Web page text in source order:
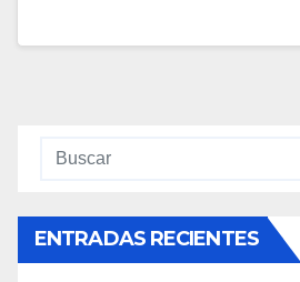
ENTRADAS RECIENTES